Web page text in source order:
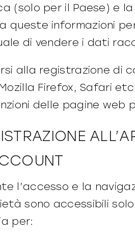
(solo per il Paese) e
queste informazioni
di vendere i dati
alla registrazione di
Firefox, Safari
delle pagine web
l’accesso e la
sono accessibili
per: